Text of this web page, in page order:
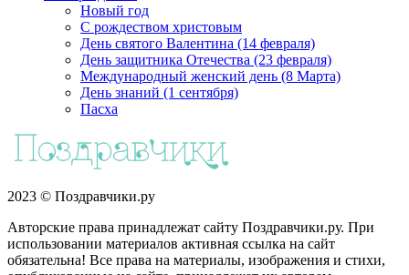
Новый год
С рождеством христовым
День святого Валентина (14 февраля)
День защитника Отечества (23 февраля)
Международный женский день (8 Марта)
День знаний (1 сентября)
Пасха
2023 © Поздравчики.ру
Авторские права принадлежат сайту Поздравчики.ру. При
использовании материалов активная ссылка на сайт
обязательна! Все права на материалы, изображения и стихи,